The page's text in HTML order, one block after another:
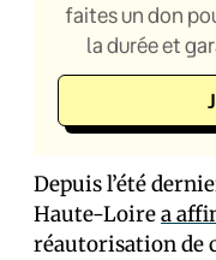
faites un don
la durée et
Depuis l’été
Haute-Loirea
réautorisation de